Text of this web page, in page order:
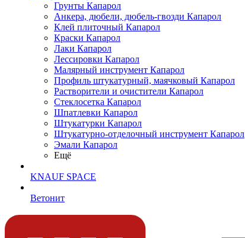
Грунты Капарол
Анкера, дюбели, дюбель-гвозди Капарол
Клей плиточный Капарол
Краски Капарол
Лаки Капарол
Лессировки Капарол
Малярный инструмент Капарол
Профиль штукатурный, маячковый Капарол
Растворители и очистители Капарол
Cтеклосетка Капарол
Шпатлевки Капарол
Штукатурки Капарол
Штукатурно-отделочный инструмент Капарол
Эмали Капарол
Ещё
KNAUF SPACE
Ветонит